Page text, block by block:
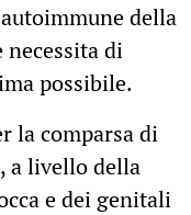
della
necessita di
possibile.
la comparsa di
a livello della
e dei genitali